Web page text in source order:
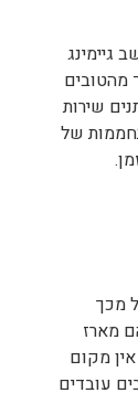
גיימינג
מהטובים
שירות
של
מכך
מארז
מקום
עובדים